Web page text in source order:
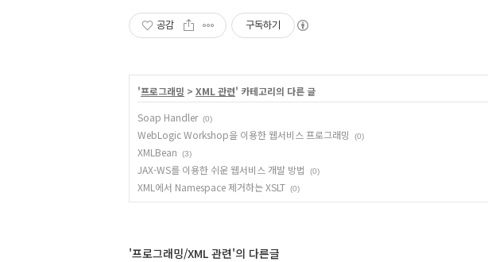
공감 구독하기
'프로그래밍 > XML 관련' 카테고리의 다른 글
Soap Handler (0)
WebLogic Workshop을 이용한 웹서비스 프로그래밍 (0)
XMLBean (3)
JAX-WS를 이용한 쉬운 웹서비스 개발 방법 (0)
XML에서 Namespace 제거하는 XSLT (0)
'프로그래밍/XML 관련'의 다른글